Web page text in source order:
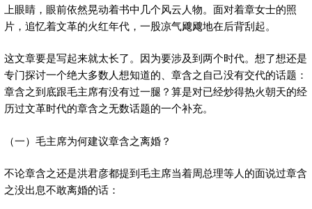
上眼睛，眼前依然晃动着书中几个风云人物。面对着章女士的照
片，追忆着文革的火红年代，一股凉气飕飕地在后背刮起。
这文章要是写起来就太长了。因为要涉及到两个时代。想了想还是
专门探讨一个绝大多数人想知道的、章含之自己没有交代的话题：
章含之到底跟毛主席有没有过一腿？算是对已经炒得热火朝天的经
历过文革时代的章含之无数话题的一个补充。
（一）毛主席为何建议章含之离婚？
不论章含之还是洪君彦都提到毛主席当着周总理等人的面说过章含
之没出息不敢离婚的话：